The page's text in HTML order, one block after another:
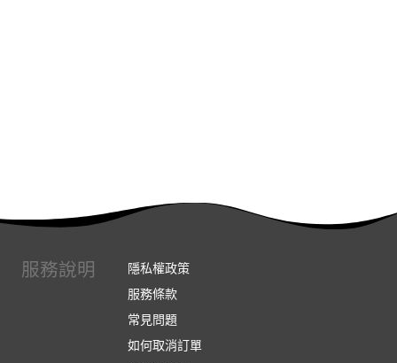
服務說明
隱私權政策
服務條款
常見問題
如何取消訂單